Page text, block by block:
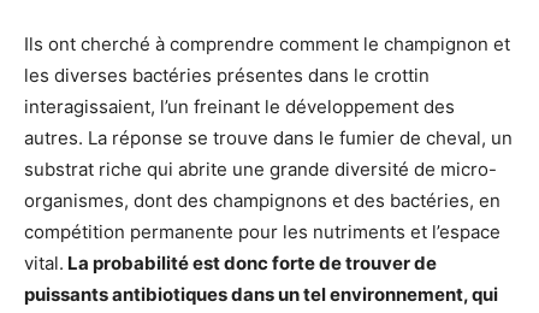
Ils ont cherché à comprendre comment le champignon et
les diverses bactéries présentes dans le crottin
interagissaient, l’un freinant le développement des
autres. La réponse se trouve dans le fumier de cheval, un
substrat riche qui abrite une grande diversité de micro-
organismes, dont des champignons et des bactéries, en
compétition permanente pour les nutriments et l’espace
vital. La probabilité est donc forte de trouver de
puissants antibiotiques dans un tel environnement, qui